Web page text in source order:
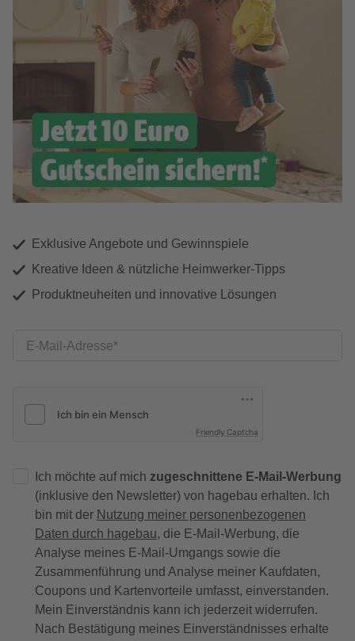
Exklusive Angebote und Gewinnspiele
Kreative Ideen & nützliche Heimwerker-Tipps
Produktneuheiten und innovative Lösungen
E-Mail-Adresse
Friendly Captcha
Ich möchte auf mich zugeschnittene E-Mail-Werbung
(inklusive den Newsletter) von hagebau erhalten. Ich
bin mit der Nutzung meiner personenbezogenen
Daten durch hagebau, die E-Mail-Werbung, die
Analyse meines E-Mail-Umgangs sowie die
Zusammenführung und Analyse meiner Kaufdaten,
Coupons und Kartenvorteile umfasst, einverstanden.
Mein Einverständnis kann ich jederzeit widerrufen.
Nach Bestätigung meines Einverständnisses erhalte